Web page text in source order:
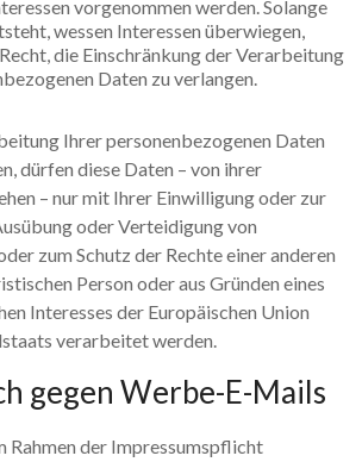
vorgenommen werden. Solange
wessen Interessen überwiegen,
die Einschränkung der Verarbeitung
Daten zu verlangen.
Ihrer personenbezogenen Daten
dürfen diese Daten – von ihrer
– nur mit Ihrer Einwilligung oder zur
oder Verteidigung von
zum Schutz der Rechte einer anderen
Person oder aus Gründen eines
Interesses der Europäischen Union
verarbeitet werden.
gegen Werbe-E-Mails
Rahmen der Impressumspflicht